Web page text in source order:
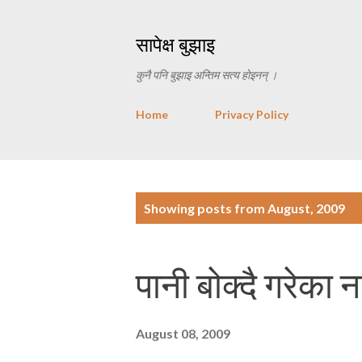
सापेक्ष बुझाइ
कुनै पनि बुझाइ अन्तिम सत्य होइनन् ।
Home Privacy Policy
Showing posts from August, 2009
पानी बोक्दै गरेका
August 08, 2009